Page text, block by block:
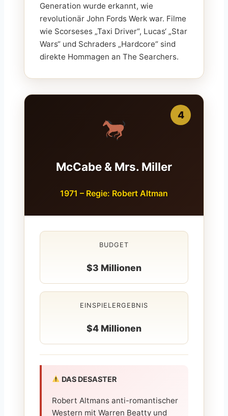
Generation wurde erkannt, wie
revolutionär John Fords Werk war. Filme
wie Scorseses „Taxi Driver“, Lucas‘ „Star
Wars“ und Schraders „Hardcore“ sind
direkte Hommagen an The Searchers.
4
McCabe & Mrs. Miller
1971 – Regie: Robert Altman
BUDGET
$3 Millionen
EINSPIELERGEBNIS
$4 Millionen
DAS DESASTER
Robert Altmans anti-romantischer
Western mit Warren Beatty und